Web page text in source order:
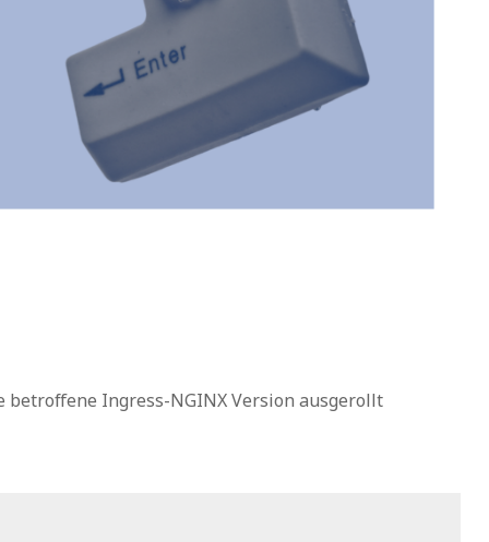
betroffene Ingress-NGINX Version ausgerollt